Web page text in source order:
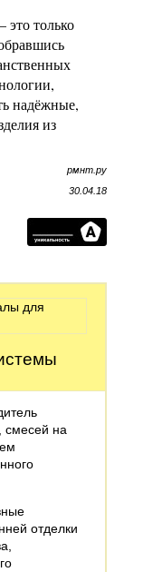
только
надёжные,
из
рмнт.ру
30.04.18
смесей на
отделки